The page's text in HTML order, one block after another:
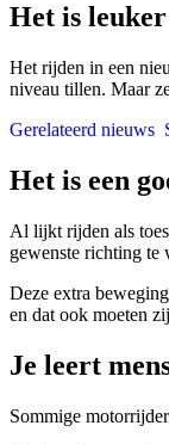
Het is leuker
Het rijden in een
niveau tillen. Maar
Gerelateerd nieuws
Het is een
Al lijkt rijden als
gewenste richting te
Deze extra
en dat ook moeten
Je leert
Sommige